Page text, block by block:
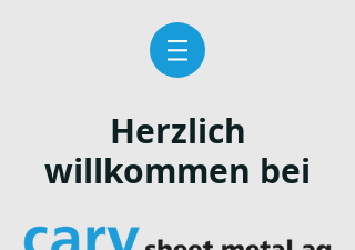
Herzlich
willkommen bei